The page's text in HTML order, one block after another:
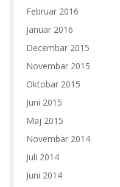
Februar 2016
Januar 2016
Decembar 2015
Novembar 2015
Oktobar 2015
Juni 2015
Maj 2015
Novembar 2014
Juli 2014
Juni 2014